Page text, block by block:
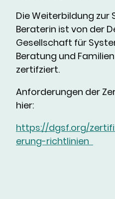
Die Weiterbildung zur
Beraterin ist von der
Gesellschaft für
Beratung und
zertifziert.
Anforderungen der
hier:
https://dgsf.org/
erung-richtlinien